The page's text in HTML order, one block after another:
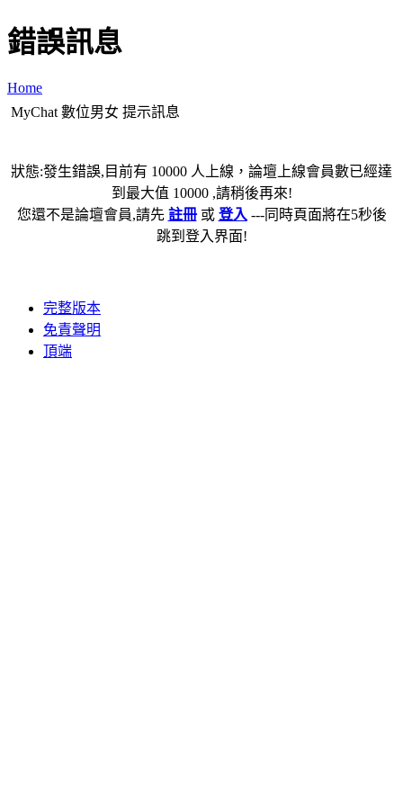
錯誤訊息
Home
MyChat 數位男女 提示訊息
狀態:發生錯誤,目前有 10000 人上線，論壇上線會員數已經達
到最大值 10000 ,請稍後再來!
您還不是論壇會員,請先 註冊或 登入 ---同時頁面將在5秒後
跳到登入界面!
完整版本
免責聲明
頂端